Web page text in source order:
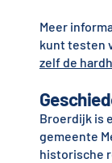
Meer
kunt testen
zelf de
Broerdijk is
gemeente
historische